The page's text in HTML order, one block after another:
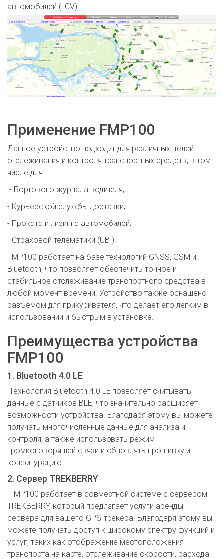
автомобилей (LCV).
Применение FMP100
Данное устройство подходит для различных целей
отслеживания и контроля транспортных средств, в том
числе для:
- Бортового журнала водителя;
- Курьерской службы доставки;
- Проката и лизинга автомобилей;
- Страховой телематики (UBI).
FMP100 работает на базе технологий GNSS, GSM и
Bluetooth, что позволяет обеспечить точное и
стабильное отслеживание транспортного средства в
любой момент времени. Устройство также оснащено
разъёмом для прикуривателя, что делает его лёгким в
использовании и быстрым в установке.
Преимущества устройства
FMP100
1. Bluetooth 4.0 LE
Технология Bluetooth 4.0 LE позволяет считывать
данные с датчиков BLE, что значительно расширяет
возможности устройства. Благодаря этому вы можете
получать многочисленные данные для анализа и
контроля, а также использовать режим
громкоговорящей связи и обновлять прошивку и
конфигурацию.
2. Сервер TREKBERRY
FMP100 работает в совместной системе с сервером
TREKBERRY, который предлагает услуги аренды
сервера для вашего GPS-трекера. Благодаря этому вы
можете получать доступ к широкому спектру функций и
услуг, таких как отображение местоположения
транспорта на карте, отслеживание скорости, расхода